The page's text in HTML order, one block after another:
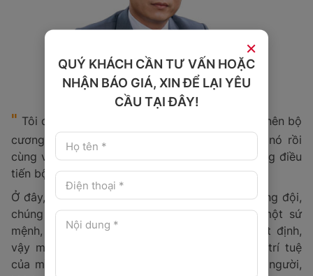
" Tôi đã dùng tâm huyết của mình để xây dựng nên bộ
cương lĩnh này và tôi kỳ vọng bạn thấu hiểu nó rồi
cùng vun đắp nó phát triển và hướng đến những điều
tiến bộ, tốt đẹp và bền vững.
Ở đây, tại ngôi nhà chung Intech chúng ta là đồng đội,
chúng ta là anh em và chúng ta mỗi người một sứ
mệnh, mỗi chúng ta đều có những giá trí nhất định,
vậy mỗi chúng ta hãy phát huy hết năng lực, trí tuệ
của mình để cùng thực hiện sứ mệnh của mỗi người,
×
QUÝ KHÁCH CẦN TƯ VẤN HOẶC
NHẬN BÁO GIÁ, XIN ĐỂ LẠI YÊU
CẦU TẠI ĐÂY!